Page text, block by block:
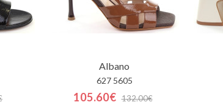
Albano
627 5605
105.60€ 132.00€